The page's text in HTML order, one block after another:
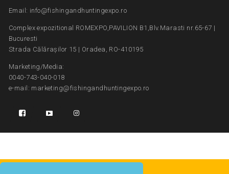
Email: info@fishingandhuntingexpo.ro
Complex expozitional ROMEXPO,PAVILION B1,Blv.Marasti nr.65-67 |
Bucuresti
Strada Călărașilor 15 | Oradea, RO-410195
Marketing/Media:
0040-743-040-018
e-mail: marketing@fishingandhuntingexpo.ro